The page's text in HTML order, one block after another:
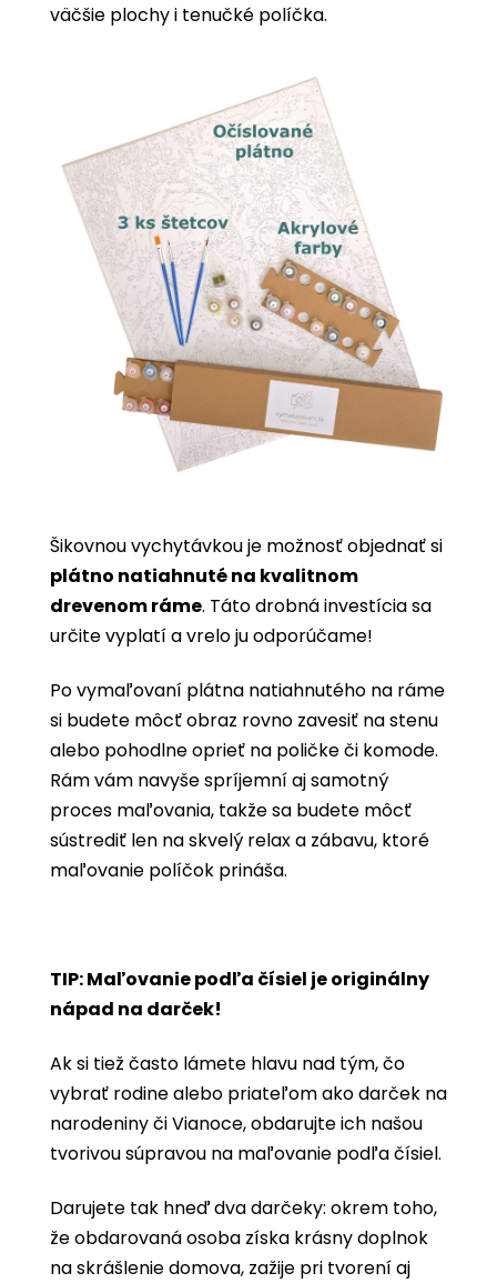
väčšie plochy i tenučké políčka.
Šikovnou vychytávkou je možnosť objednať si
plátno natiahnuté na kvalitnom
drevenom ráme. Táto drobná investícia sa
určite vyplatí a vrelo ju odporúčame!
Po vymaľovaní plátna natiahnutého na ráme
si budete môcť obraz rovno zavesiť na stenu
alebo pohodlne oprieť na poličke či komode.
Rám vám navyše spríjemní aj samotný
proces maľovania, takže sa budete môcť
sústrediť len na skvelý relax a zábavu, ktoré
maľovanie políčok prináša.
TIP: Maľovanie podľa čísiel je originálny
nápad na darček!
Ak si tiež často lámete hlavu nad tým, čo
vybrať rodine alebo priateľom ako darček na
narodeniny či Vianoce, obdarujte ich našou
tvorivou súpravou na maľovanie podľa čísiel.
Darujete tak hneď dva darčeky: okrem toho,
že obdarovaná osoba získa krásny doplnok
na skrášlenie domova, zažije pri tvorení aj